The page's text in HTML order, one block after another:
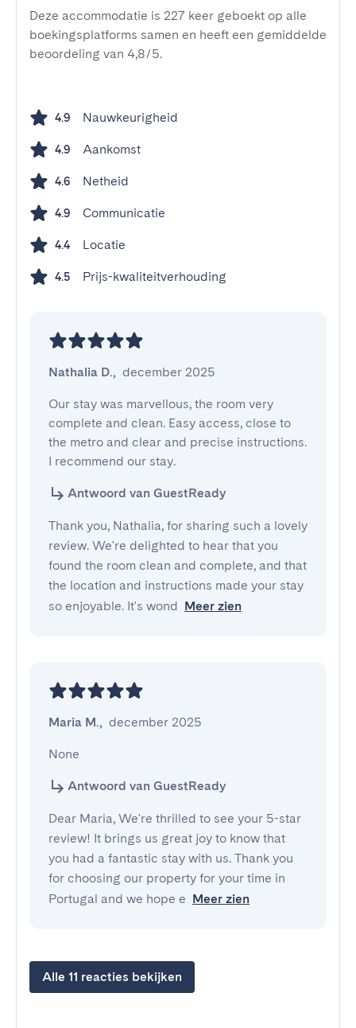
Deze accommodatie is 227 keer geboekt op alle
boekingsplatforms samen en heeft een gemiddelde
beoordeling van 4,8/5.
4.9 Nauwkeurigheid
4.9 Aankomst
4.6 Netheid
4.9 Communicatie
4.4 Locatie
4.5 Prijs-kwaliteitverhouding
Nathalia D., december 2025
Our stay was marvellous, the room very
complete and clean. Easy access, close to
the metro and clear and precise instructions.
I recommend our stay.
Antwoord van GuestReady
Thank you, Nathalia, for sharing such a lovely
review. We're delighted to hear that you
found the room clean and complete, and that
the location and instructions made your stay
so enjoyable. It's wond Meer zien
Maria M., december 2025
None
Antwoord van GuestReady
Dear Maria, We're thrilled to see your 5-star
review! It brings us great joy to know that
you had a fantastic stay with us. Thank you
for choosing our property for your time in
Portugal and we hope e Meer zien
Alle 11 reacties bekijken